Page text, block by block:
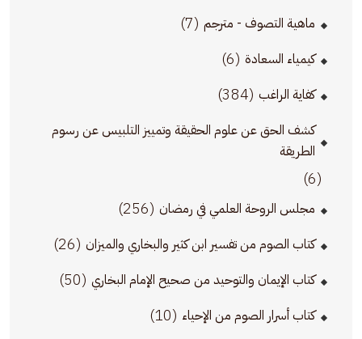
ماهية التصوف - مترجم (7)
كيمياء السعادة (6)
كفاية الراغب (384)
كشف الحق عن علوم الحقيقة وتمييز التلبيس عن رسوم
الطريقة
(6)
مجلس الروحة العلمي في رمضان (256)
كتاب الصوم من تفسير ابن كثير والبخاري والميزان (26)
كتاب الإيمان والتوحيد من صحيح الإمام البخاري (50)
كتاب أسرار الصوم من الإحياء (10)